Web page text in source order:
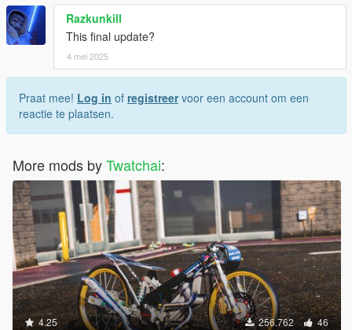
Razkunkill
This final update?
4 mei 2025
Praat mee! Log in of registreervoor een account om een
reactie te plaatsen.
More mods byTwatchai:
4.25 256.762 46